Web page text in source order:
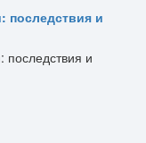
последствия и